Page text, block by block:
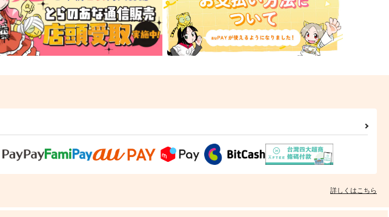
詳しくはこちら